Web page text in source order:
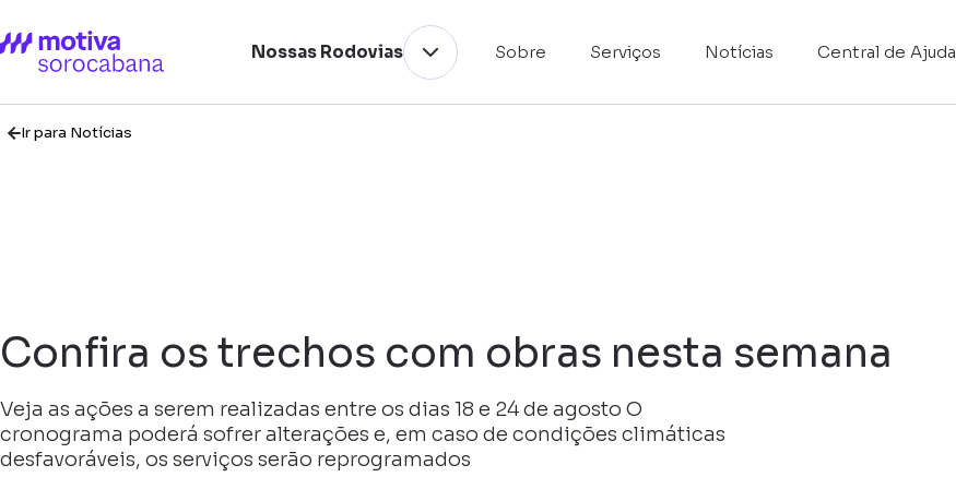
Nossas Rodovias Sobre Serviços Notícias Central de Ajuda
Ir para Notícias
Confira os trechos com obras nesta semana
Veja as ações a serem realizadas entre os dias 18 e 24 de agosto O
cronograma poderá sofrer alterações e, em caso de condições climáticas
desfavoráveis, os serviços serão reprogramados